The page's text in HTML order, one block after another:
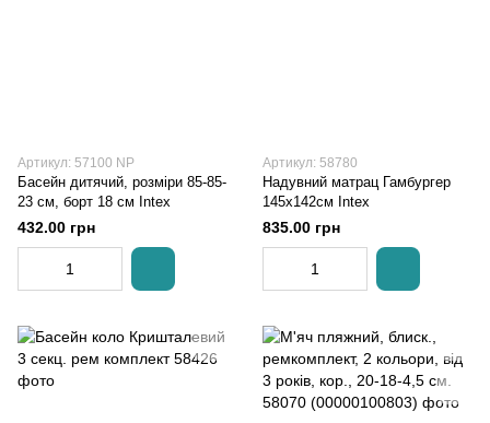
Артикул: 57100 NP
Басейн дитячий, розміри 85-85-
23 см, борт 18 см Intex
432.00 грн
Артикул: 58780
Надувний матрац Гамбургер
145х142см Intex
835.00 грн